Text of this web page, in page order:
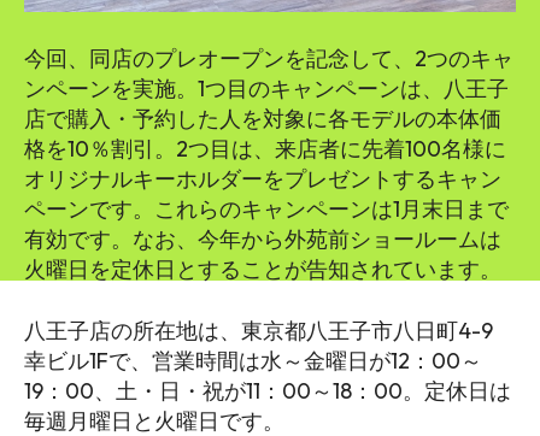
今回、同店のプレオープンを記念して、2つのキャ
ンペーンを実施。1つ目のキャンペーンは、八王子
店で購入・予約した人を対象に各モデルの本体価
格を10％割引。2つ目は、来店者に先着100名様に
オリジナルキーホルダーをプレゼントするキャン
ペーンです。これらのキャンペーンは1月末日まで
有効です。なお、今年から外苑前ショールームは
火曜日を定休日とすることが告知されています。
八王子店の所在地は、東京都八王子市八日町4-9
幸ビル1Fで、営業時間は水～金曜日が12：00～
19：00、土・日・祝が11：00～18：00。定休日は
毎週月曜日と火曜日です。